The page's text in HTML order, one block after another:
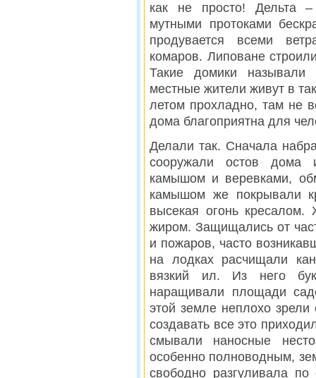
как не просто! Дельта
мутными протоками
продувается всеми
комаров. Липоване
Такие домики
местные жители живут в
летом прохладно, там не
дома благоприятна для
Делали так. Сначала
сооружали остов дома
камышом и веревками,
камышом же покрывали
высекая огонь
жиром. Защищались от
и пожаров, часто
на лодках расчищали
вязкий ил. Из него
наращивали площади
этой земле неплохо
создавать все это
смывали наносные
особенно полноводным,
свободно разгуливала